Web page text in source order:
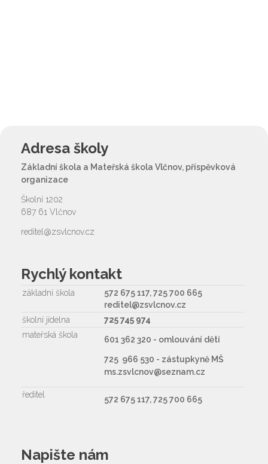
Adresa školy
Základní škola a Mateřská škola Vlčnov, příspěvková
organizace
Školní 1202
687 61 Vlčnov
reditel@zsvlcnov.cz
Rychlý kontakt
základní škola
572 675 117, 725 700 665
reditel@zsvlcnov.cz
školní jídelna
725 745 974
mateřská škola
601 362 320 - omlouvání dětí
725 966 530 - zástupkyně MŠ
ms.zsvlcnov@seznam.cz
ředitel 572 675 117, 725 700 665
Napište nám